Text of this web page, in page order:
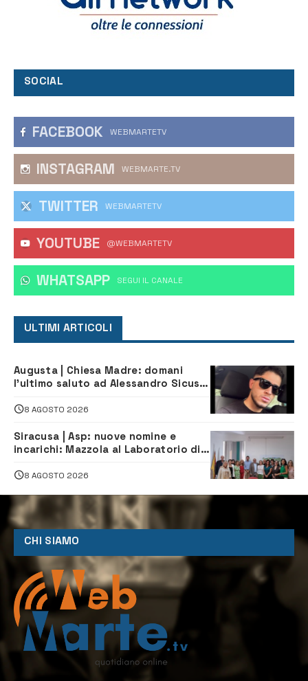
SOCIAL
FACEBOOK WEBMARTETV
INSTAGRAM WEBMARTE.TV
TWITTER WEBMARTETV
YOUTUBE @WEBMARTETV
WHATSAPP ‎SEGUI IL CANALE
ULTIMI ARTICOLI
Augusta | Chiesa Madre: domani
l’ultimo saluto ad Alessandro Sicuso,
8 AGOSTO 2026
Siracusa | Asp: nuove nomine e
incarichi: Mazzola al Laboratorio di
Servizio Legale
8 AGOSTO 2026
CHI SIAMO